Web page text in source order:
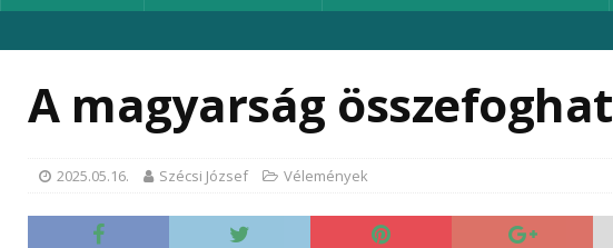
A magyarság összefoghat
2025.05.16. Szécsi József Vélemények